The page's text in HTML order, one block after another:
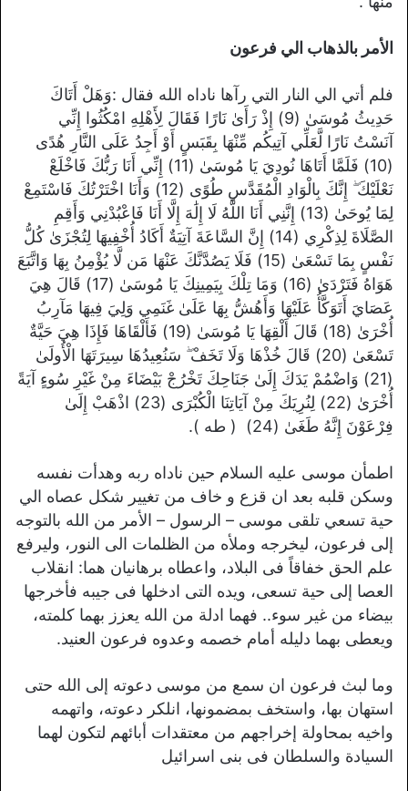
الأمر بالذهاب الي فرعون
فلم أتي الي النار التي رآها ناداه الله فقال :وَهَلْ أَتَاكَ
حَدِيثُ مُوسَىٰ (9) إِذْ رَأَىٰ نَارًا فَقَالَ لِأَهْلِهِ امْكُثُوا إِنِّي
آنَسْتُ نَارًا لَّعَلِّي آتِيكُم مِّنْهَا بِقَبَسٍ أَوْ أَجِدُ عَلَى النَّارِ هُدًى
(10) فَلَمَّا أَتَاهَا نُودِيَ يَا مُوسَىٰ (11) إِنِّي أَنَا رَبُّكَ فَاخْلَعْ
نَعْلَيْكَ ۖ إِنَّكَ بِالْوَادِ الْمُقَدَّسِ طُوًى (12) وَأَنَا اخْتَرْتُكَ فَاسْتَمِعْ
لِمَا يُوحَىٰ (13) إِنَّنِي أَنَا اللَّهُ لَا إِلَٰهَ إِلَّا أَنَا فَاعْبُدْنِي وَأَقِمِ
الصَّلَاةَ لِذِكْرِي (14) إِنَّ السَّاعَةَ آتِيَةٌ أَكَادُ أُخْفِيهَا لِتُجْزَىٰ كُلُّ
نَفْسٍ بِمَا تَسْعَىٰ (15) فَلَا يَصُدَّنَّكَ عَنْهَا مَن لَّا يُؤْمِنُ بِهَا وَاتَّبَعَ
هَوَاهُ فَتَرْدَىٰ (16) وَمَا تِلْكَ بِيَمِينِكَ يَا مُوسَىٰ (17) قَالَ هِيَ
عَصَايَ أَتَوَكَّأُ عَلَيْهَا وَأَهُشُّ بِهَا عَلَىٰ غَنَمِي وَلِيَ فِيهَا مَآرِبُ
أُخْرَىٰ (18) قَالَ أَلْقِهَا يَا مُوسَىٰ (19) فَأَلْقَاهَا فَإِذَا هِيَ حَيَّةٌ
تَسْعَىٰ (20) قَالَ خُذْهَا وَلَا تَخَفْ ۖ سَنُعِيدُهَا سِيرَتَهَا الْأُولَىٰ
(21) وَاضْمُمْ يَدَكَ إِلَىٰ جَنَاحِكَ تَخْرُجْ بَيْضَاءَ مِنْ غَيْرِ سُوءٍ آيَةً
أُخْرَىٰ (22) لِنُرِيَكَ مِنْ آيَاتِنَا الْكُبْرَى (23) اذْهَبْ إِلَىٰ
فِرْعَوْنَ إِنَّهُ طَغَىٰ (24) ( طه ).
اطمأن موسى عليه السلام حين ناداه ربه وهدأت نفسه
وسكن قلبه بعد ان قزع و خاف من تغییر شکل عصاه الي
حية تسعي تلقی موسی – الرسول – الأمر من الله بالتوجه
إلى فرعون، ليخرجه وملأه من الظلمات الى النور، وليرفع
علم الحق خفاقاً فى البلاد، واعطاه برهانیان هما: انقلاب
العصا إلى حية تسعى، ويده التى ادخلها فى جيبه فأخرجها
بيضاء من غير سوء.. فهما ادلة من الله يعزز بهما كلمته،
ويعطى بهما دليله أمام خصمه وعدوه فرعون العنيد.
وما لبث فرعون ان سمع من موسى دعوته إلى الله حتى
استهان بها، واستخف بمضمونها، انلكر دعوته، واتهمه
واخيه بمحاولة إخراجهم من معتقدات أبائهم لتكون لهما
السيادة والسلطان فى بنى اسرائيل